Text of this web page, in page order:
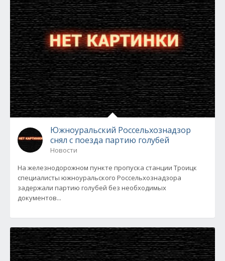
Южноуральский Россельхознадзор
снял с поезда партию голубей
Новости
На железнодорожном пункте пропуска станции Троицк
специалисты южноуральского Россельхознадзора
задержали партию голубей без необходимых
документов...